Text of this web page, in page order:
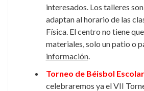
interesados. Los talleres
adaptan al horario de las
Física. El centro no tiene
materiales, solo un patio o
información.
Torneo de Béisbol Escolar
celebraremos ya el VII